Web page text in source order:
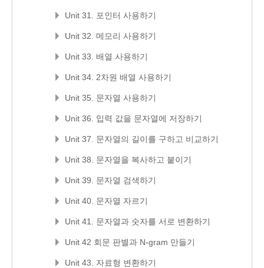
Unit 31. 포인터 사용하기
Unit 32. 메모리 사용하기
Unit 33. 배열 사용하기
Unit 34. 2차원 배열 사용하기
Unit 35. 문자열 사용하기
Unit 36. 입력 값을 문자열에 저장하기
Unit 37. 문자열의 길이를 구하고 비교하기
Unit 38. 문자열을 복사하고 붙이기
Unit 39. 문자열 검색하기
Unit 40. 문자열 자르기
Unit 41. 문자열과 숫자를 서로 변환하기
Unit 42 회문 판별과 N-gram 만들기
Unit 43. 자료형 변환하기